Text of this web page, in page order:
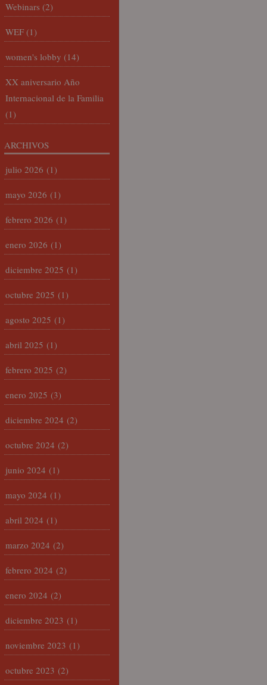
Webinars (2)
WEF (1)
women's lobby (14)
XX aniversario Año
Internacional de la Familia
(1)
ARCHIVOS
julio 2026 (1)
mayo 2026 (1)
febrero 2026 (1)
enero 2026 (1)
diciembre 2025 (1)
octubre 2025 (1)
agosto 2025 (1)
abril 2025 (1)
febrero 2025 (2)
enero 2025 (3)
diciembre 2024 (2)
octubre 2024 (2)
junio 2024 (1)
mayo 2024 (1)
abril 2024 (1)
marzo 2024 (2)
febrero 2024 (2)
enero 2024 (2)
diciembre 2023 (1)
noviembre 2023 (1)
octubre 2023 (2)